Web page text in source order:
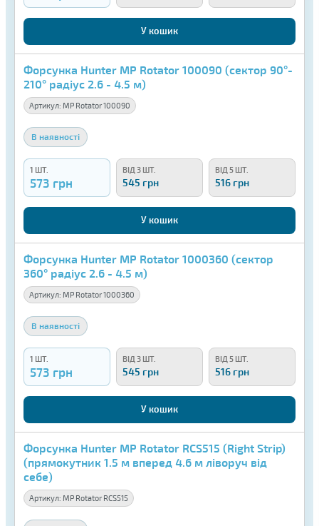
У кошик
Форсунка Hunter MP Rotator 100090 (сектор 90°-
210° радіус 2.6 - 4.5 м)
Артикул: MP Rotator 100090
В наявності
1 ШТ.
573 грн
ВІД 3 ШТ.
545 грн
ВІД 5 ШТ.
516 грн
У кошик
Форсунка Hunter MP Rotator 1000360 (сектор
360° радіус 2.6 - 4.5 м)
Артикул: MP Rotator 1000360
В наявності
1 ШТ.
573 грн
ВІД 3 ШТ.
545 грн
ВІД 5 ШТ.
516 грн
У кошик
Форсунка Hunter MP Rotator RCS515 (Right Strip)
(прямокутник 1.5 м вперед 4.6 м ліворуч від
себе)
Артикул: MP Rotator RCS515